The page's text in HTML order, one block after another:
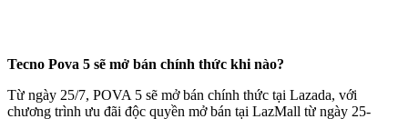
Tecno Pova 5 sẽ mở bán chính thức khi nào?
Từ ngày 25/7, POVA 5 sẽ mở bán chính thức tại Lazada, với
chương trình ưu đãi độc quyền mở bán tại LazMall từ ngày 25-